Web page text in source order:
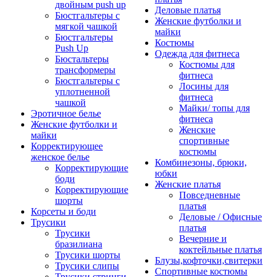
двойным push up
Бюстгальтеры с
мягкой чашкой
Бюстгальтеры
Push Up
Бюстальтеры
трансформеры
Бюстгальтеры с
уплотненной
чашкой
Эротичное белье
Женские футболки и
майки
Корректирующее
женское белье
Корректирующие
боди
Корректирующие
шорты
Корсеты и боди
Трусики
Трусики
бразилиана
Трусики шорты
Трусики слипы
Деловые платья
Женские футболки и
майки
Костюмы
Одежда для фитнеса
Костюмы для
фитнеса
Лосины для
фитнеса
Майки/ топы для
фитнеса
Женские
спортивные
костюмы
Комбинезоны, брюки,
юбки
Женские платья
Повседневные
платья
Деловые / Офисные
платья
Вечерние и
коктейльные платья
Блузы,кофточки,свитерки
Спортивные костюмы